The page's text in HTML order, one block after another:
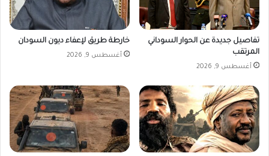
تفاصيل جديدة عن الحوار السوداني
المرتقب
أغسطس 9, 2026
خارطة طريق لإعفاء ديون السودان
أغسطس 9, 2026